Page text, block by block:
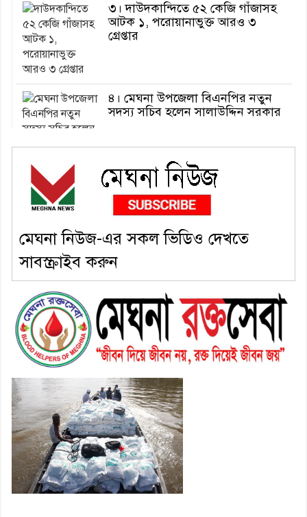
৩। দাউদকান্দিতে ৫২ কেজি গাঁজাসহ
আটক ১, পরোয়ানাভুক্ত আরও ৩
গ্রেপ্তার
৪। মেঘনা উপজেলা বিএনপির নতুন
সদস্য সচিব হলেন সালাউদ্দিন সরকার
৫। জেলা পুলিশ সুপার থেকে সম্মাননা
পেলেন দাউদকান্দি মডেল থানার
এএসআই সজল
৬। দাউদকান্দিতে উপজেলা আইন-
শৃঙ্খলা কমিটির মাসিক সভা অনুষ্ঠিত
৭। দাউদকান্দিতে মুচি সম্প্রদায়ের
খোঁজখবর নিলেন ড. খন্দকার মারুফ
হোসেন
৮। মেঘনায় আইন-শৃঙ্খলা কমিটির
মাসিক সভা অনুষ্ঠিত
৯। জাতীয় নেতা ড. খন্দকার
মোশাররফ হোসেনের মূল্যায়ন কোথায়
এবং একটি বিশ্লেষণ
মেঘনা নিউজ-এর সকল ভিডিও দেখতে
সাবস্ক্রাইব করুন